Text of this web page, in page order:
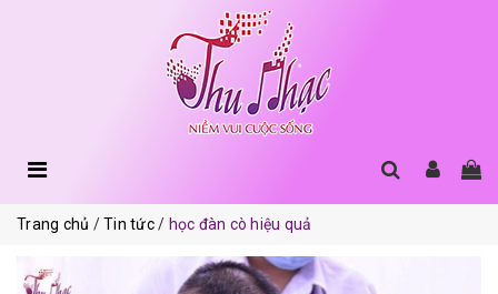
Trang chủ Tin tức học đàn cò hiệu quả